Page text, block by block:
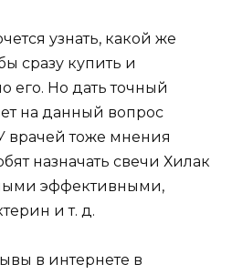
узнать, какой же
сразу купить и
его. Но дать точный
на данный вопрос
врачей тоже мнения
назначать свечи Хилак
эффективными,
и т. д.
в интернете в